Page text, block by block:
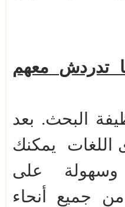
تدردش معهم
البحث. بعد
اللغات يمكنك
وسهولة على
جميع أنحاء